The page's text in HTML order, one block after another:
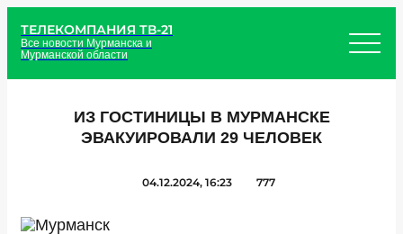
ТЕЛЕКОМПАНИЯ ТВ-21
Все новости Мурманска и
Мурманской области
ИЗ ГОСТИНИЦЫ В МУРМАНСКЕ
ЭВАКУИРОВАЛИ 29 ЧЕЛОВЕК
04.12.2024, 16:23 777